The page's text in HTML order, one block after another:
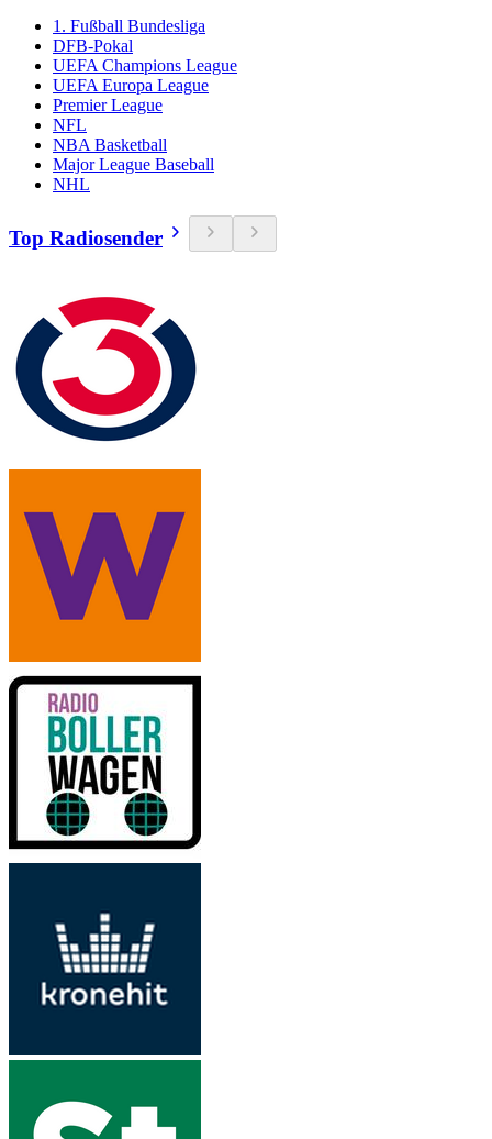
1. Fußball Bundesliga
DFB-Pokal
UEFA Champions League
UEFA Europa League
Premier League
NFL
NBA Basketball
Major League Baseball
NHL
Top Radiosender